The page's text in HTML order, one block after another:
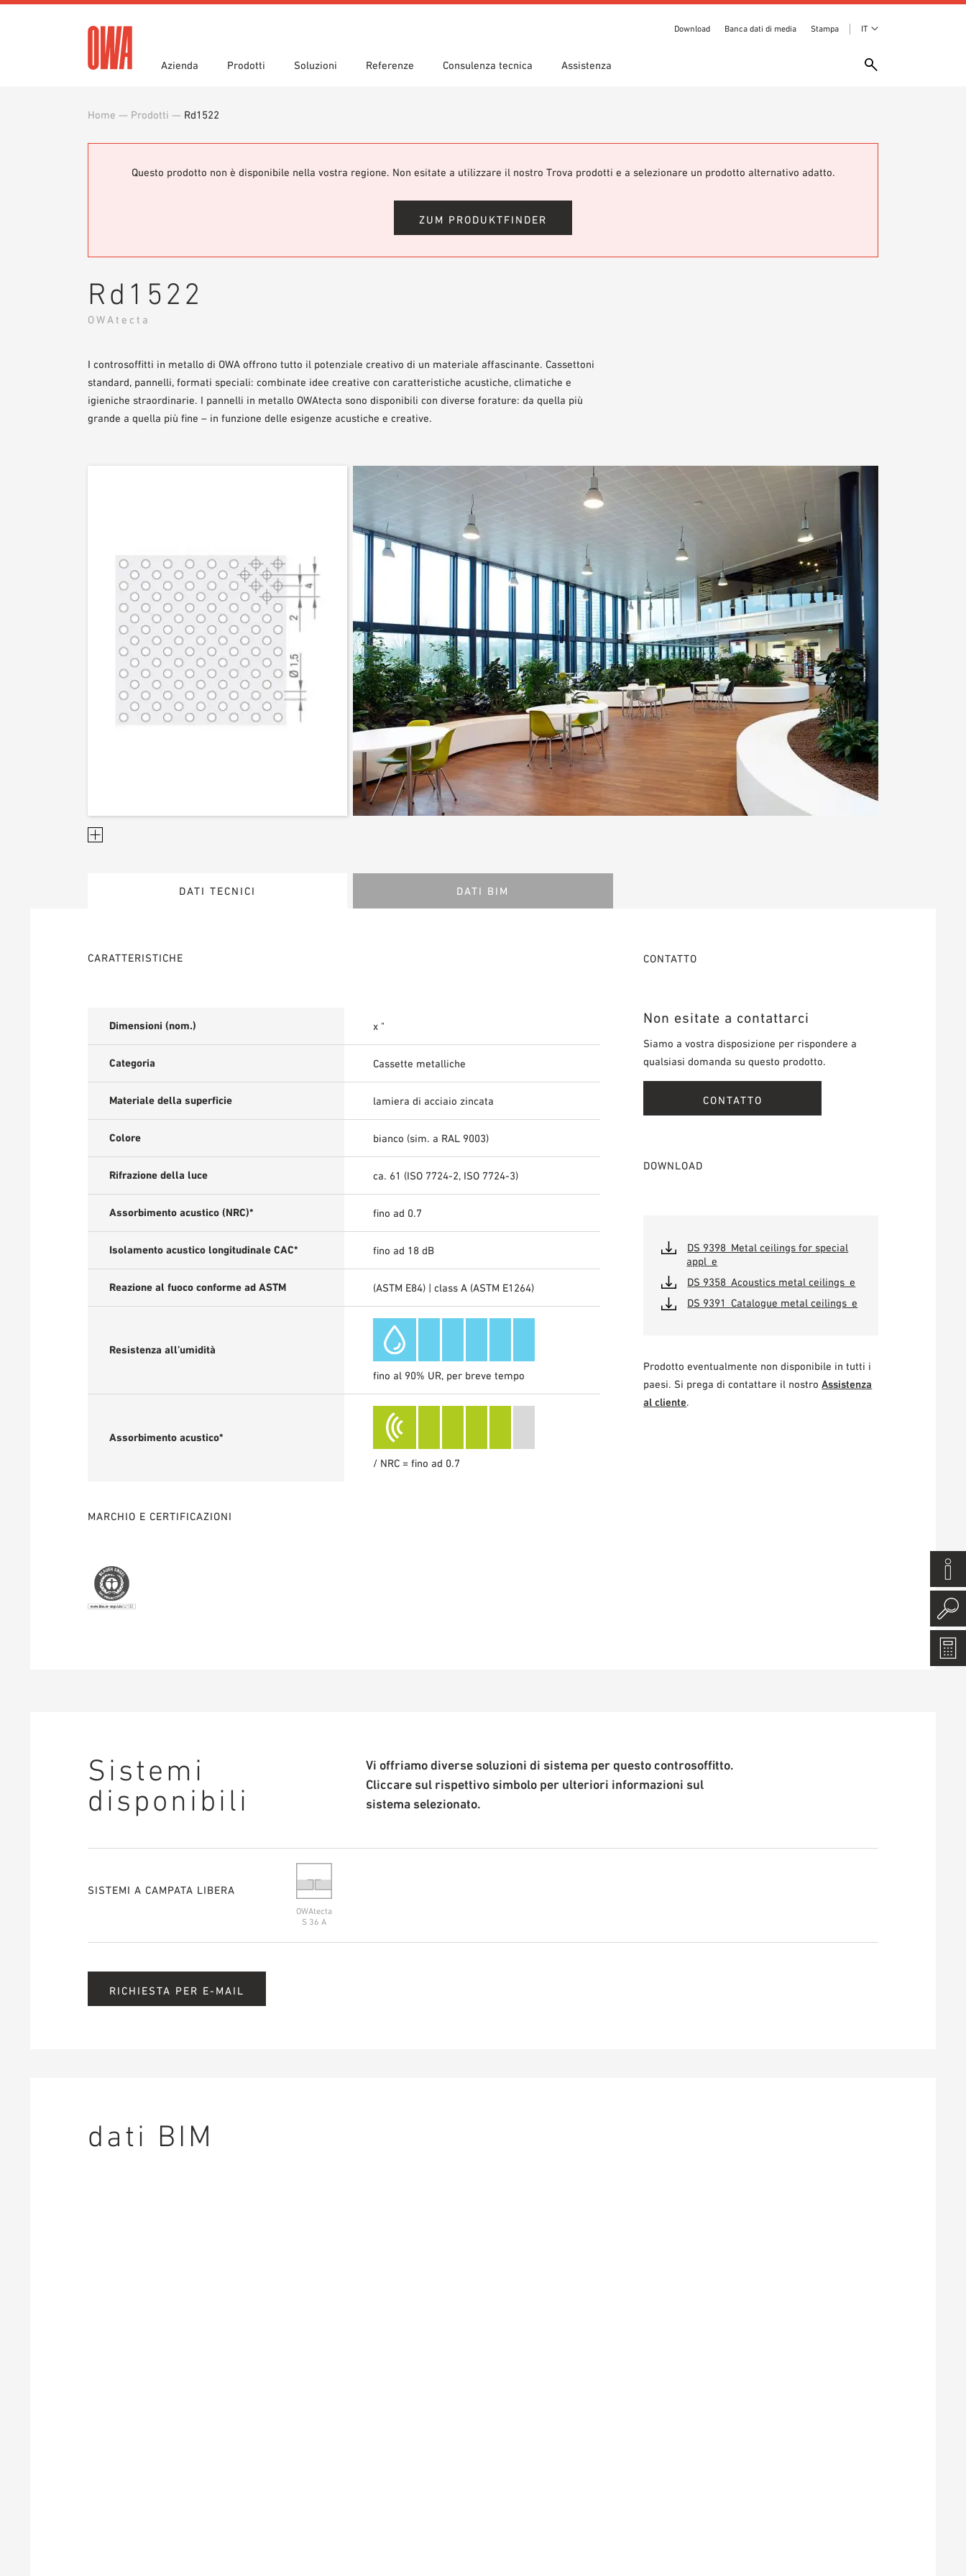
Download Banca dati di media Stampa IT
Azienda
Storia
Prodotti
Panoramica prodotti
Soluzioni
Funzioni
Referenze Consulenza tecnica Assistenza
Home — Prodotti — Rd1522
Questo prodotto non è disponibile nella vostra regione. Non esitate a utilizzare il nostro Trova prodotti e a selezionare un prodotto alternativo adatto.
ZUM PRODUKTFINDER
Rd1522
OWAtecta
I controsoffitti in metallo di OWA offrono tutto il potenziale creativo di un materiale affascinante. Cassettoni
standard, pannelli, formati speciali: combinate idee creative con caratteristiche acustiche, climatiche e
igieniche straordinarie. I pannelli in metallo OWAtecta sono disponibili con diverse forature: da quella più
grande a quella più fine – in funzione delle esigenze acustiche e creative.
DATI TECNICI DATI BIM
CARATTERISTICHE
Dimensioni (nom.) x "
Categoria Cassette metalliche
Materiale della superficie lamiera di acciaio zincata
Colore bianco (sim. a RAL 9003)
Rifrazione della luce ca. 61 (ISO 7724-2, ISO 7724-3)
Assorbimento acustico (NRC)* fino ad 0.7
Isolamento acustico longitudinale CAC* fino ad 18 dB
Reazione al fuoco conforme ad ASTM (ASTM E84) | class A (ASTM E1264)
Resistenza all’umidità
fino al 90% UR, per breve tempo
Assorbimento acustico*
/ NRC = fino ad 0.7
MARCHIO E CERTIFICAZIONI
CONTATTO
Non esitate a contattarci
Siamo a vostra disposizione per rispondere a
qualsiasi domanda su questo prodotto.
CONTATTO
DOWNLOAD
DS 9398_Metal ceilings for special
appl_e
DS 9358_Acoustics metal ceilings_e
DS 9391_Catalogue metal ceilings_e
Prodotto eventualmente non disponibile in tutti i
paesi. Si prega di contattare il nostroAssistenza
al cliente.
Sistemi
disponibili
Vi offriamo diverse soluzioni di sistema per questo controsoffitto.
Cliccare sul rispettivo simbolo per ulteriori informazioni sul
sistema selezionato.
SISTEMI A CAMPATA LIBERA
OWAtecta
S 36 A
RICHIESTA PER E-MAIL
dati BIM